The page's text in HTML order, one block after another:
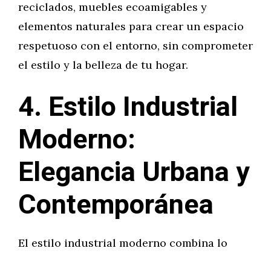
reciclados, muebles ecoamigables y
elementos naturales para crear un espacio
respetuoso con el entorno, sin comprometer
el estilo y la belleza de tu hogar.
4. Estilo Industrial
Moderno:
Elegancia Urbana y
Contemporánea
El estilo industrial moderno combina lo